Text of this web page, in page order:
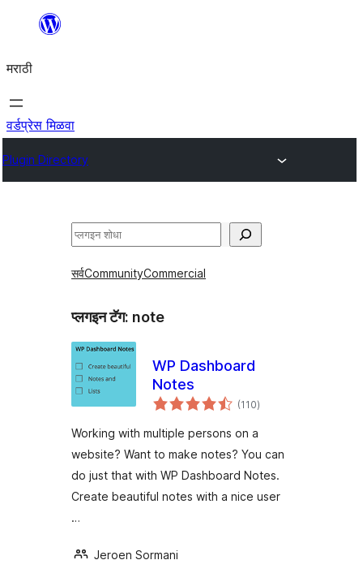
सामुग्रीवर
मराठी
वर्डप्रेस मिळवा
Plugin Directory
शोधा
सर्वCommunityCommercial
प्लगइन टॅग: note
WP Dashboard
Notes
(110एकूण
मूल्यांकन
)
Working with multiple persons on a
website? Want to make notes? You can
do just that with WP Dashboard Notes.
Create beautiful notes with a nice user
…
Jeroen Sormani